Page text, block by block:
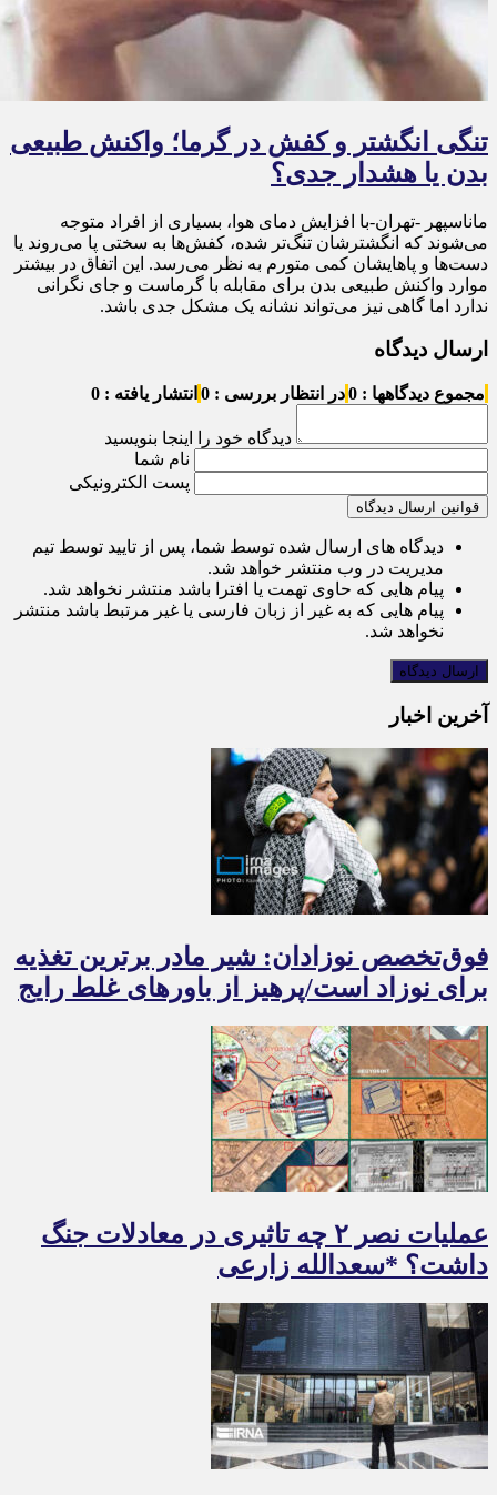
تنگی انگشتر و کفش در گرما؛ واکنش طبیعی
بدن یا هشدار جدی؟
ماناسپهر -تهران-با افزایش دمای هوا، بسیاری از افراد متوجه
می‌شوند که انگشترشان تنگ‌تر شده، کفش‌ها به سختی پا می‌روند یا
دست‌ها و پاهایشان کمی متورم به نظر می‌رسد. این اتفاق در بیشتر
موارد واکنش طبیعی بدن برای مقابله با گرماست و جای نگرانی
ندارد اما گاهی نیز می‌تواند نشانه یک مشکل جدی باشد.
ارسال دیدگاه
مجموع دیدگاهها : 0 در انتظار بررسی : 0 انتشار یافته : 0
دیدگاه خود را اینجا بنویسید
نام شما
پست الکترونیکی
قوانین ارسال دیدگاه
دیدگاه های ارسال شده توسط شما، پس از تایید توسط تیم
مدیریت در وب منتشر خواهد شد.
پیام هایی که حاوی تهمت یا افترا باشد منتشر نخواهد شد.
پیام هایی که به غیر از زبان فارسی یا غیر مرتبط باشد منتشر
نخواهد شد.
آخرین اخبار
فوق‌تخصص نوزادان: شیر مادر برترین تغذیه
برای نوزاد است/پرهیز از باورهای غلط رایج
عملیات نصر ۲ چه تاثیری در معادلات جنگ
داشت؟ *سعدالله زارعی